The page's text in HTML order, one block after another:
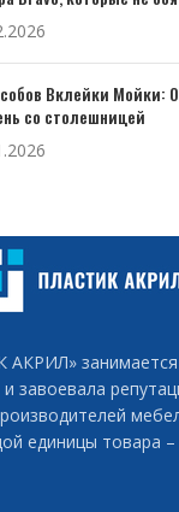
Вклейки Мойки:
со столешницей
завоевала
единицы товара